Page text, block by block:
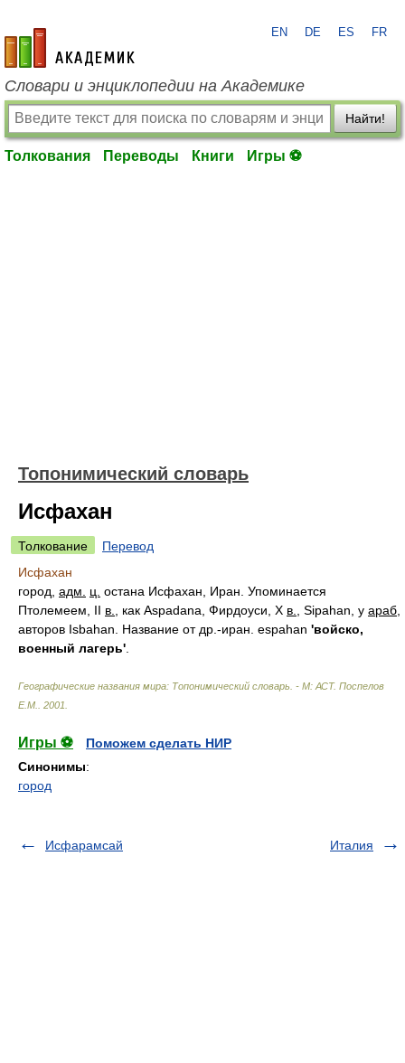
academic.ru
EN DE ES FR
Словари и энциклопедии на Академике
Найти!
Толкования Переводы Книги Игры ⚽
Топонимический словарь
Исфахан
Толкование
Перевод
Исфахан
город, адм. ц. остана Исфахан, Иран. Упоминается
Птолемеем, II в. , как Aspadana, Фирдоуси, X в. , Sipahan, у араб
авторов Isbahan. Название от др.-иран. espahan 'войско,
военный лагерь'
Географические названия мира: Топонимический словарь. - М: АСТ. Поспелов
Е.М.
2001
Игры ⚽
Поможем сделать НИР
Синонимы:
город
Исфарамсай Италия